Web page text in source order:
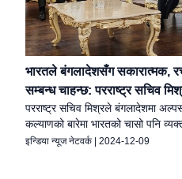
भारतले बंगलादेशसँग सकारात्मक,
सम्बन्ध चाहन्छ: परराष्ट्र सचिव
परराष्ट्र सचिव मिश्रले बंगलादेशमा
कल्याणको बारेमा भारतको चासो पनि
इन्डिया न्यूज नेटवर्क | 2024-12-09